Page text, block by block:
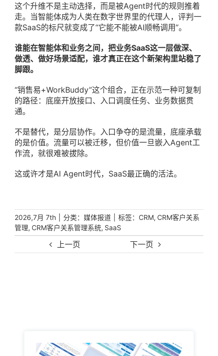
上一页 下一页
这个升维不是主动选择，而是被Agent时代的规则推着
走。当智能体成为人类在数字世界里的代理人，评判一
款SaaS的标尺就变成了“它能不能被AI顺畅调用”。
谁能在智能体和业务之间，把业务SaaS这一层做深、
做透、做好场景适配，谁才真正在这个新架构里站稳了
脚跟。
“销售易+WorkBuddy”这个组合，正在示范一种可复制
的路径：底座开放接口、入口调度任务、业务数据贯
通。
不是替代，是分层协作。入口争夺的是流量，底座承载
的是价值。流量可以被迁移，但价值一旦嵌入Agent工
作流，就很难被拔除。
这或许才是AI Agent时代，SaaS最正确的活法。
2026,7月 7th | 分类： 媒体报道 | 标签： CRM, CRM客户关系
管理, CRM客户关系管理系统, SaaS